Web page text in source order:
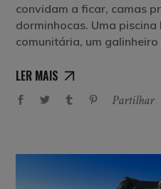
convidam a ficar, camas
dorminhocas. Uma
comunitária, um
LER MAIS
Partilhar